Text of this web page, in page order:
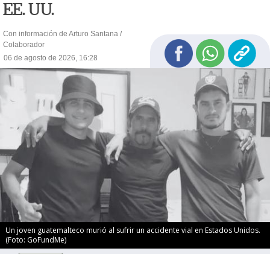
EE. UU.
Con información de Arturo Santana /
Colaborador
06 de agosto de 2026, 16:28
Un joven guatemalteco murió al sufrir un accidente vial en Estados Unidos.
(Foto: GoFundMe)